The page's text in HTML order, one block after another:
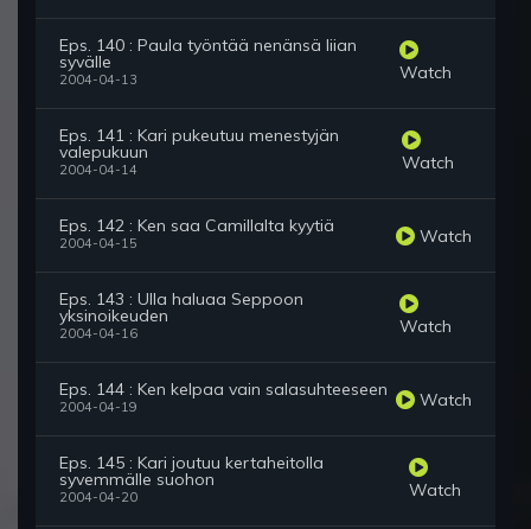
Eps. 140 : Paula työntää nenänsä liian
syvälle
2004-04-13 Watch
Eps. 141 : Kari pukeutuu menestyjän
valepukuun
2004-04-14 Watch
Eps. 142 : Ken saa Camillalta kyytiä
2004-04-15 Watch
Eps. 143 : Ulla haluaa Seppoon
yksinoikeuden
2004-04-16 Watch
Eps. 144 : Ken kelpaa vain salasuhteeseen
2004-04-19 Watch
Eps. 145 : Kari joutuu kertaheitolla
syvemmälle suohon
2004-04-20 Watch